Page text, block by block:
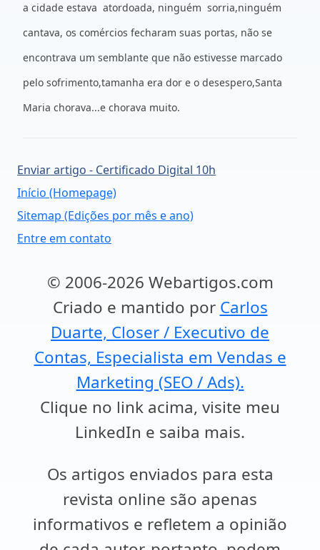
a cidade estava atordoada, ninguém sorria,ninguém
cantava, os comércios fecharam suas portas, não se
encontrava um semblante que não estivesse marcado
pelo sofrimento,tamanha era dor e o desespero,Santa
Maria chorava...e chorava muito.
Enviar artigo - Certificado Digital 10h
Início (Homepage)
Sitemap (Edições por mês e ano)
Entre em contato
© 2006-2026 Webartigos.com
Criado e mantido por Carlos
Duarte, Closer / Executivo de
Contas, Especialista em Vendas e
Marketing (SEO / Ads).
Clique no link acima, visite meu
LinkedIn e saiba mais.
Os artigos enviados para esta
revista online são apenas
informativos e refletem a opinião